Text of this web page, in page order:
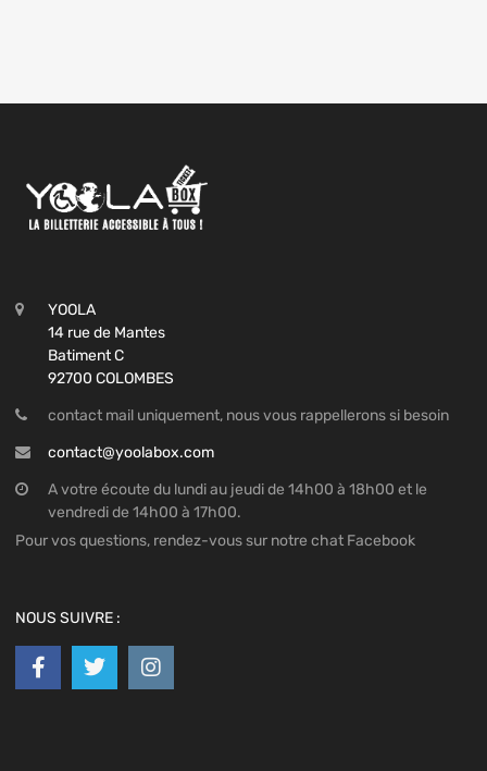
YOOLA
14 rue de Mantes
Batiment C
92700 COLOMBES
contact mail uniquement, nous vous rappellerons si besoin
contact@yoolabox.com
A votre écoute du lundi au jeudi de 14h00 à 18h00 et le
vendredi de 14h00 à 17h00.
Pour vos questions, rendez-vous sur notre chat Facebook
NOUS SUIVRE :